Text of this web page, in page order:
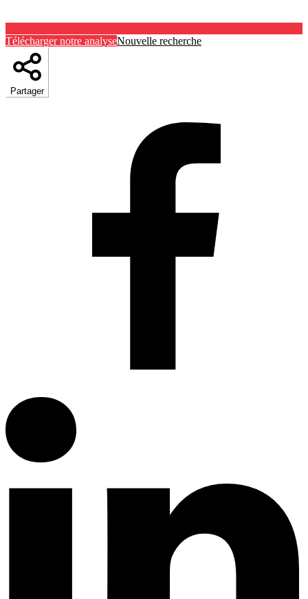
Télécharger notre analyseNouvelle recherche
Partager